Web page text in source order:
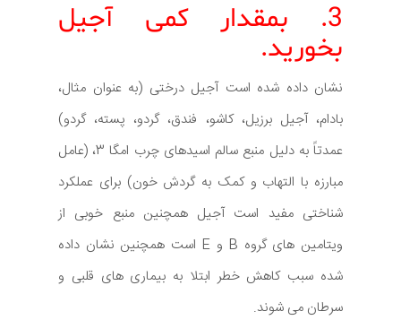
3. بمقدار کمی آجیل
بخورید.
نشان داده شده است آجیل درختی (به عنوان مثال،
بادام، آجیل برزیل، کاشو، فندق، گردو، پسته، گردو)
عمدتاً به دلیل منبع سالم اسیدهای چرب امگا 3، (عامل
مبارزه با التهاب و کمک به گردش خون) برای عملکرد
شناختی مفید است آجیل همچنین منبع خوبی از
ویتامین های گروه B و E است همچنین نشان داده
شده سبب کاهش خطر ابتلا به بیماری های قلبی و
سرطان می شوند.